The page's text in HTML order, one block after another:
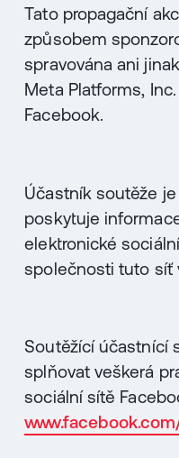
Tato propagační
způsobem
spravována ani
Meta Platforms,
Facebook.
Účastník soutěže
poskytuje
elektronické
společnosti tuto síť
Soutěžící účastnící
splňovat veškerá
sociální sítě